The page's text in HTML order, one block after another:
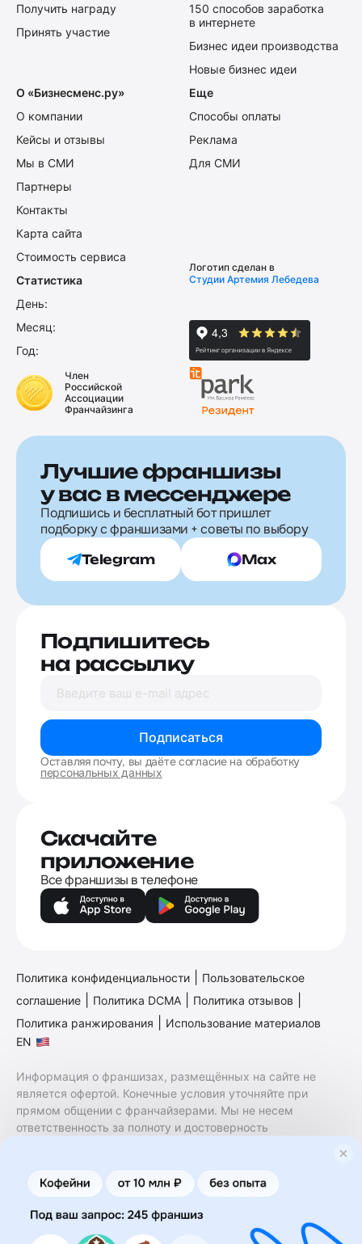
Получить награду
Принять участие
150 способов заработка
в интернете
Бизнес идеи производства
Новые бизнес идеи
О «Бизнесменс.ру»
О компании
Кейсы и отзывы
Мы в СМИ
Партнеры
Контакты
Карта сайта
Стоимость сервиса
Еще
Способы оплаты
Реклама
Для СМИ
Статистика
День:
Месяц:
Год:
Логотип сделан в
Студии Артемия Лебедева
Член
Российской
Ассоциации
Франчайзинга
Лучшие франшизы
у вас в мессенджере
Подпишись и бесплатный бот пришлет
подборку с франшизами + советы по выбору
Telegram Max
Подпишитесь
на рассылку
Подписаться
Оставляя почту, вы даёте согласие на обработку
персональных данных
Скачайте
приложение
Все франшизы в телефоне
Политика конфиденциальности
Пользовательское
соглашение
Политика DCMA Политика отзывов
Политика ранжирования
Использование материалов
EN
Информация о франшизах, размещённых на сайте не
является офертой. Конечные условия уточняйте при
прямом общении с франчайзерами. Мы не несем
ответственность за полноту и достоверность
финансовые услуги. Заключение договоров
коммерческой концессии (франчайзинга) осуществляется
правообладателями/их представителями. Бизнесменс.ру
не является посредником или представителем